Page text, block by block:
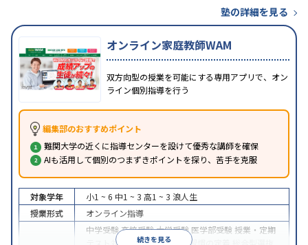
塾の詳細を見る
オンライン家庭教師WAM
双方向型の授業を可能にする専用アプリで、オン
ライン個別指導を行う
編集部のおすすめポイント
難関大学の近くに指導センターを設けて優秀な講師を確保
AIも活用して個別のつまずきポイントを探り、苦手を克服
続きを見る
対象学年 小1 ~ 6 中1 ~ 3 高1 ~ 3 浪人生
授業形式
オンライン指導
中学受験高校受験大学受験 医学部受験 授業・定期